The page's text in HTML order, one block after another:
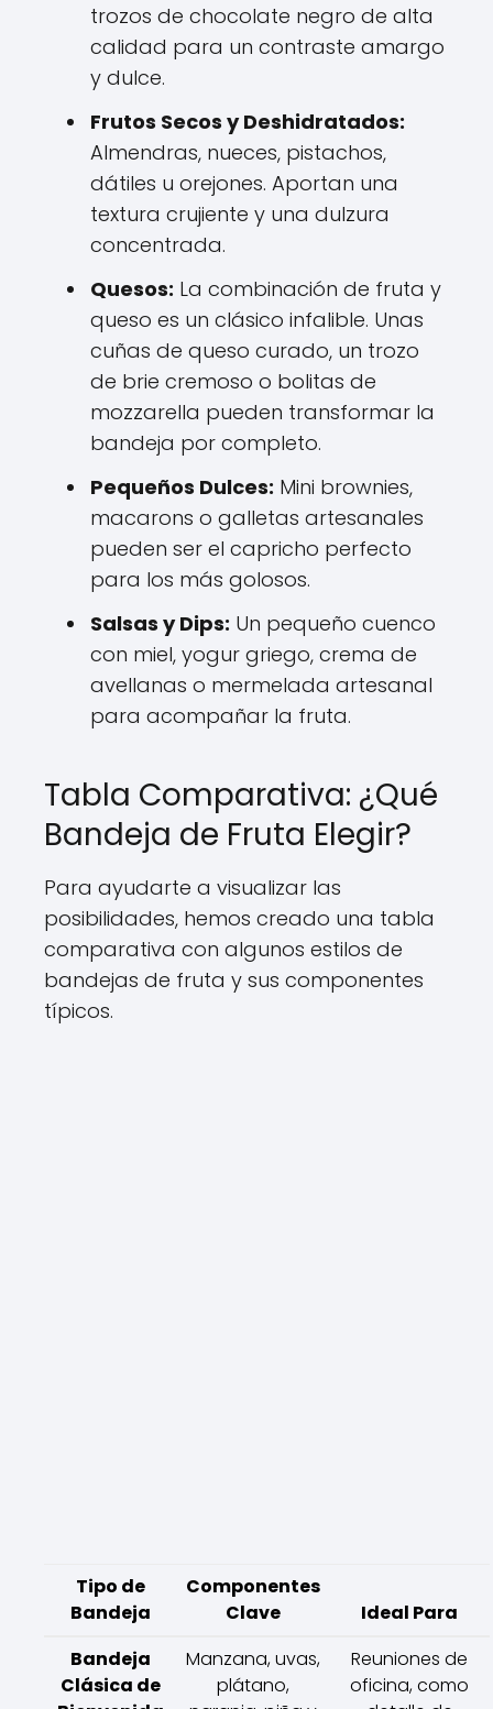
trozos de chocolate negro de alta
calidad para un contraste amargo
y dulce.
Frutos Secos y Deshidratados:
Almendras, nueces, pistachos,
dátiles u orejones. Aportan una
textura crujiente y una dulzura
concentrada.
Quesos: La combinación de fruta y
queso es un clásico infalible. Unas
cuñas de queso curado, un trozo
de brie cremoso o bolitas de
mozzarella pueden transformar la
bandeja por completo.
Pequeños Dulces: Mini brownies,
macarons o galletas artesanales
pueden ser el capricho perfecto
para los más golosos.
Salsas y Dips: Un pequeño cuenco
con miel, yogur griego, crema de
avellanas o mermelada artesanal
para acompañar la fruta.
Tabla Comparativa: ¿Qué
Bandeja de Fruta Elegir?
Para ayudarte a visualizar las
posibilidades, hemos creado una tabla
comparativa con algunos estilos de
bandejas de fruta y sus componentes
típicos.
Tipo de
Bandeja
Componentes
Clave
Ideal Para
Bandeja
Clásica de
Manzana, uvas,
plátano,
Reuniones de
oficina, como